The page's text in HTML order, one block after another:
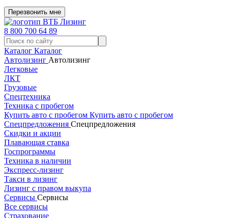
Перезвонить мне
8 800 700 64 89
Каталог Каталог
Автолизинг Автолизинг
Легковые
ЛКТ
Грузовые
Спецтехника
Техника с пробегом
Купить авто с пробегом Купить авто с пробегом
Спецпредложения Спецпредложения
Скидки и акции
Плавающая ставка
Госпрограммы
Техника в наличии
Экспресс-лизинг
Такси в лизинг
Лизинг с правом выкупа
Сервисы Сервисы
Все сервисы
Страхование